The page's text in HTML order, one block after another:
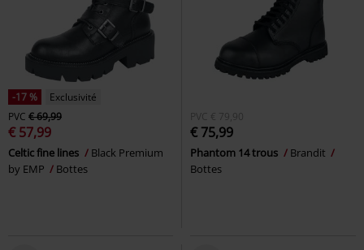
-17 %
Exclusivité
PVC € 69,99
€ 57,99
Celtic fine lines
Black Premium
by EMP
Bottes
PVC € 79,90
€ 75,99
Phantom 14 trous
Brandit
Bottes